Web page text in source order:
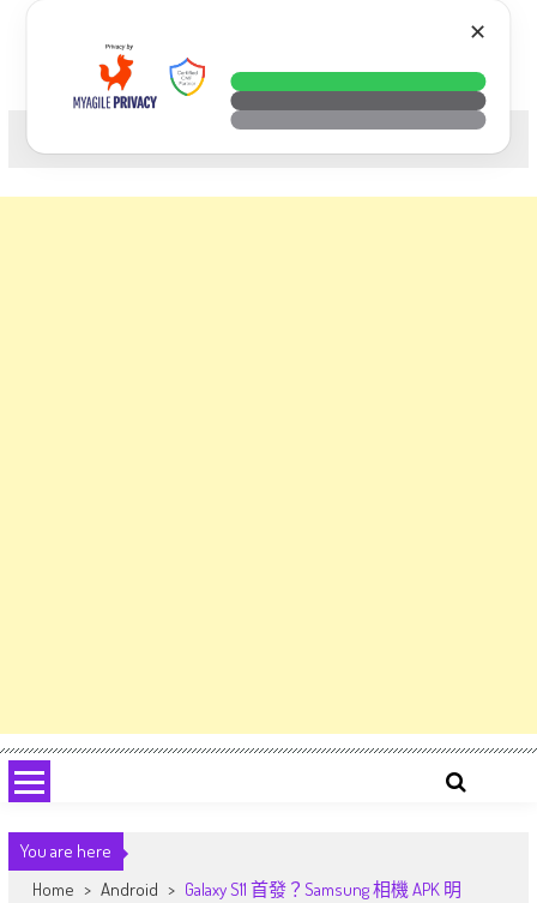
科技. 生活. 攝影.
You are here
Home > Android > Galaxy S11 首發？Samsung 相機 APK 明
✕